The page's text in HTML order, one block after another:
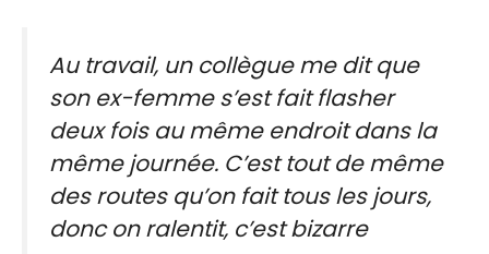
Au travail, un collègue me dit que
son ex-femme s’est fait flasher
deux fois au même endroit dans la
même journée. C’est tout de même
des routes qu’on fait tous les jours,
donc on ralentit, c’est bizarre